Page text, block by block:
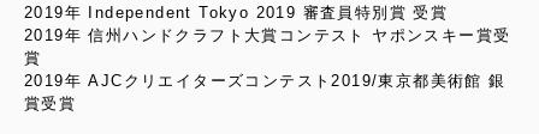
2019年 Independent Tokyo 2019 審査員特別賞 受賞
2019年 信州ハンドクラフト大賞コンテスト ヤポンスキー賞受
賞
2019年 AJCクリエイターズコンテスト2019/東京都美術館 銀
賞受賞